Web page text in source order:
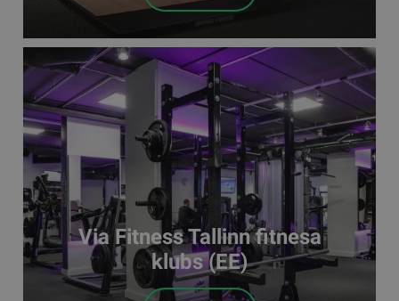
Via Fitness Tallinn fitnesa
klubs (EE)